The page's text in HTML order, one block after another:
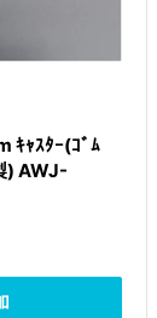
ｷｬｽﾀｰ(ｺﾞﾑ
) AWJ-